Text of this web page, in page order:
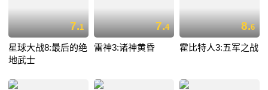
7.1
星球大战8:最后的绝
地武士
7.4
雷神3:诸神黄昏
8.6
霍比特人3:五军之战